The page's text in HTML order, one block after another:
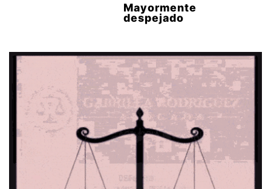
Mayormente
despejado